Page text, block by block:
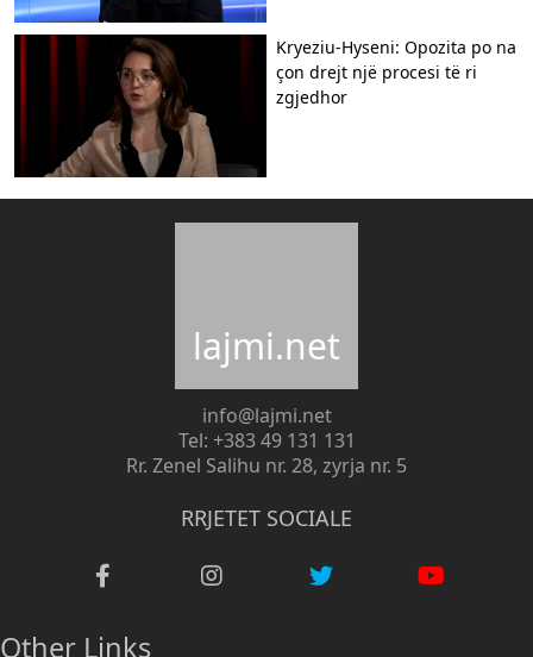
Kryeziu-Hyseni: Opozita po na
çon drejt një procesi të ri
zgjedhor
lajmi.net
info@lajmi.net
Tel: +383 49 131 131
Rr. Zenel Salihu nr. 28, zyrja nr. 5
RRJETET SOCIALE
Other Links